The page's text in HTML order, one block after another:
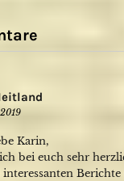
Karin,
bei euch sehr